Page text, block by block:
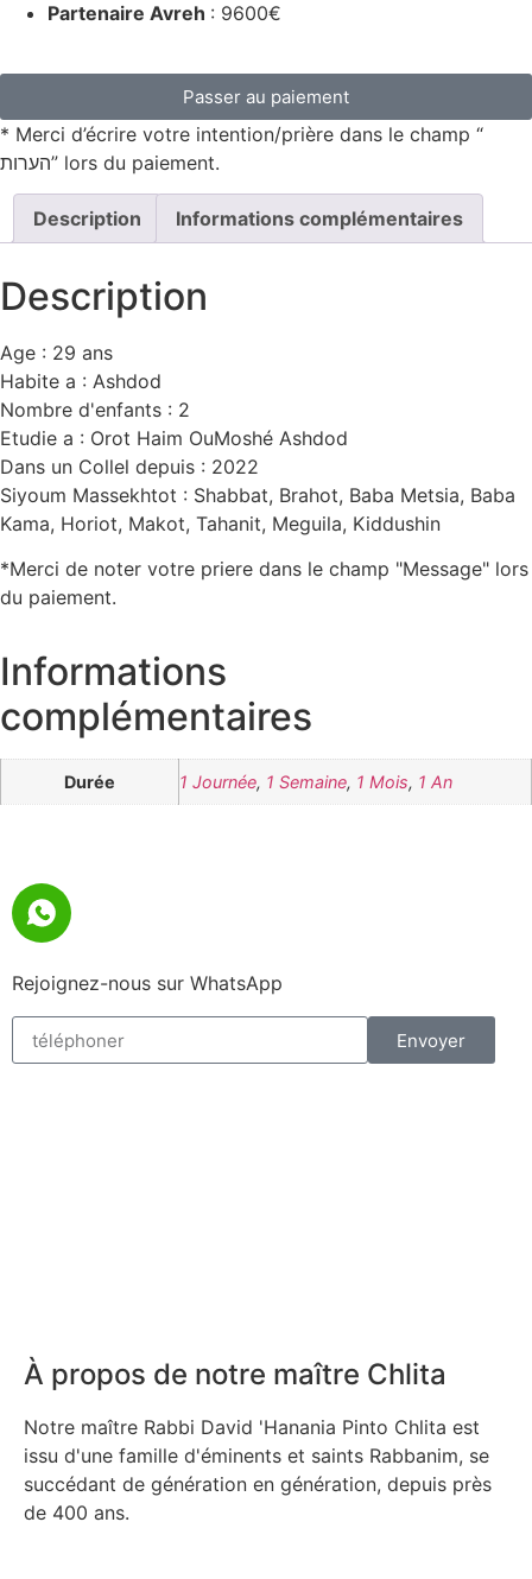
Partenaire Avreh : 9600€
Passer au paiement
* Merci d’écrire votre intention/prière dans le champ “
הערות” lors du paiement.
Description Informations complémentaires
Description
Age : 29 ans
Habite a : Ashdod
Nombre d'enfants : 2
Etudie a : Orot Haim OuMoshé Ashdod
Dans un Collel depuis : 2022
Siyoum Massekhtot : Shabbat, Brahot, Baba Metsia, Baba
Kama, Horiot, Makot, Tahanit, Meguila, Kiddushin
*Merci de noter votre priere dans le champ "Message" lors
du paiement.
Informations
complémentaires
Durée 1 Journée, 1 Semaine, 1 Mois, 1 An
Rejoignez-nous sur WhatsApp
Envoyer
À propos de notre maître Chlita
Notre maître Rabbi David 'Hanania Pinto Chlita est
issu d'une famille d'éminents et saints Rabbanim, se
succédant de génération en génération, depuis près
de 400 ans.